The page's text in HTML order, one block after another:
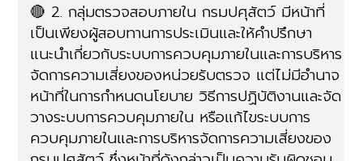
🔴 2. กลุ่มตรวจสอบภายใน กรมปศุสัตว์ มีหน้าที่
เป็นเพียงผู้สอบทานการประเมินและให้คำปรึกษา
แนะนำเกี่ยวกับระบบการควบคุมภายในและการบริหาร
จัดการความเสี่ยงของหน่วยรับตรวจ แต่ไม่มีอำนาจ
หน้าที่ในการกำหนดนโยบาย วิธีการปฏิบัติงานและจัด
วางระบบการควบคุมภายใน หรือแก้ไขระบบการ
ควบคุมภายในและการบริหารจัดการความเสี่ยงของ